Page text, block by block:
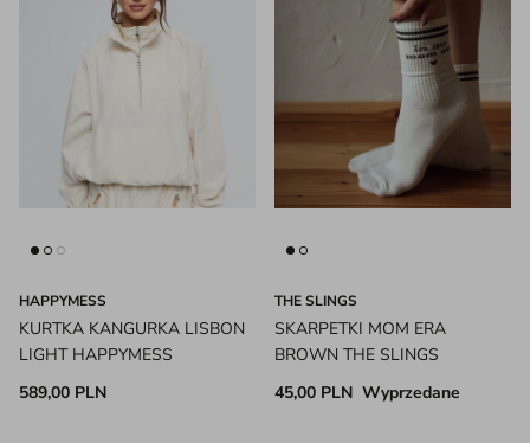
HAPPYMESS
KURTKA KANGURKA LISBON
LIGHT HAPPYMESS
589,00 PLN
THE SLINGS
SKARPETKI MOM ERA
BROWN THE SLINGS
45,00 PLN Wyprzedane